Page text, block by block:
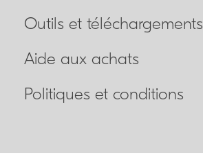
Outils et téléchargements
Aide aux achats
Politiques et conditions